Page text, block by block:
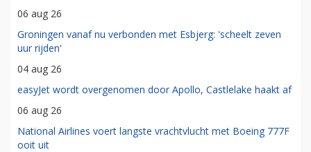
06 aug 26
Groningen vanaf nu verbonden met Esbjerg: 'scheelt zeven
uur rijden'
04 aug 26
easyJet wordt overgenomen door Apollo, Castlelake haakt af
06 aug 26
National Airlines voert langste vrachtvlucht met Boeing 777F
ooit uit